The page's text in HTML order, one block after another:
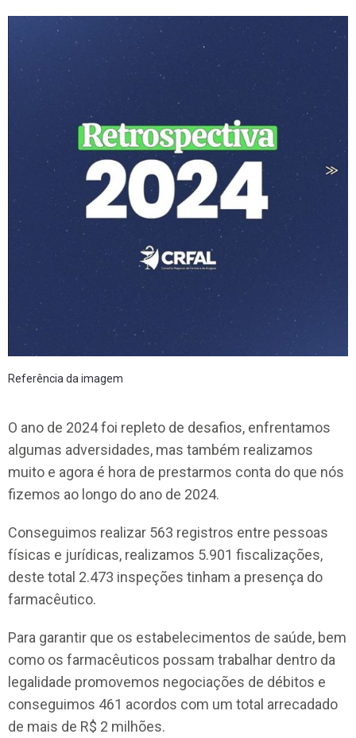
Referência da imagem
O ano de 2024 foi repleto de desafios, enfrentamos
algumas adversidades, mas também realizamos
muito e agora é hora de prestarmos conta do que nós
fizemos ao longo do ano de 2024.
Conseguimos realizar 563 registros entre pessoas
físicas e jurídicas, realizamos 5.901 fiscalizações,
deste total 2.473 inspeções tinham a presença do
farmacêutico.
Para garantir que os estabelecimentos de saúde, bem
como os farmacêuticos possam trabalhar dentro da
legalidade promovemos negociações de débitos e
conseguimos 461 acordos com um total arrecadado
de mais de R$ 2 milhões.